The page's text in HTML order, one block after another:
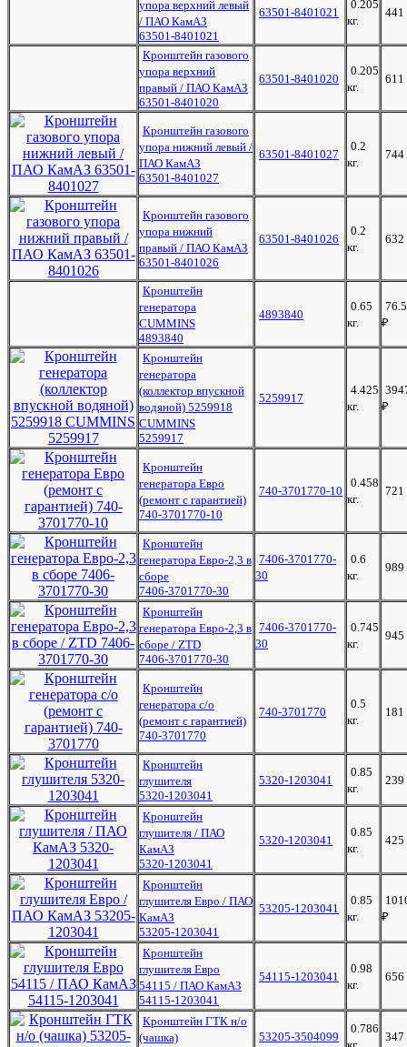
упора верхний левый
/ ПАО КамАЗ
63501-8401021
63501-8401021
0.205
кг.
441
Кронштейн газового
упора верхний
правый / ПАО КамАЗ
63501-8401020
63501-8401020
0.205
кг.
611
Кронштейн газового
упора нижний левый /
ПАО КамАЗ
63501-8401027
63501-8401027
0.2
кг.
744
Кронштейн газового
упора нижний
правый / ПАО КамАЗ
63501-8401026
63501-8401026
0.2
кг.
632
Кронштейн
генератора
CUMMINS
4893840
4893840
0.65
кг.
₽
Кронштейн
генератора
(коллектор впускной
водяной) 5259918
CUMMINS
5259917
5259917
4.425
кг.
₽
Кронштейн
генератора Евро
(ремонт с гарантией)
740-3701770-10
740-3701770-10
0.458
кг.
721
Кронштейн
генератора Евро-2,3 в
сборе
7406-3701770-30
7406-3701770-
30
0.6
кг.
989
Кронштейн
генератора Евро-2,3 в
сборе / ZTD
7406-3701770-30
7406-3701770-
30
0.745
кг.
945
Кронштейн
генератора с/о
(ремонт с гарантией)
740-3701770
740-3701770
0.5
кг.
181
Кронштейн
глушителя
5320-1203041
5320-1203041
0.85
кг.
239
Кронштейн
глушителя / ПАО
КамАЗ
5320-1203041
5320-1203041
0.85
кг.
425
Кронштейн
глушителя Евро / ПАО
КамАЗ
53205-1203041
53205-1203041
0.85
кг.
₽
Кронштейн
глушителя Евро
54115 / ПАО КамАЗ
54115-1203041
54115-1203041
0.98
кг.
656
Кронштейн ГТК н/о
(чашка)
53205-3504099
0.786
347